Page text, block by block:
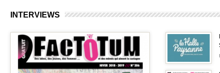
INTERVIEWS